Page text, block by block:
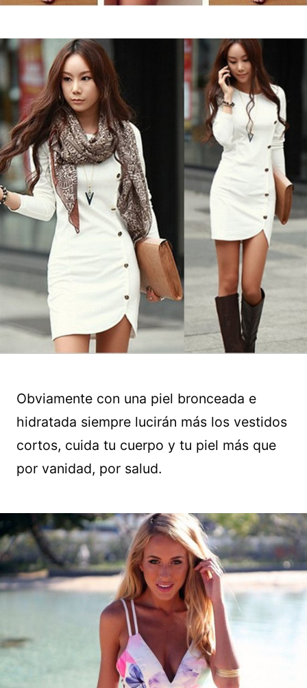
Obviamente con una piel bronceada e
hidratada siempre lucirán más los vestidos
cortos, cuida tu cuerpo y tu piel más que
por vanidad, por salud.